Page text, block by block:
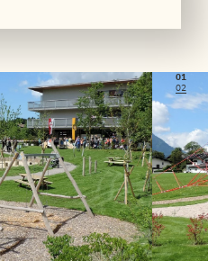
01
02